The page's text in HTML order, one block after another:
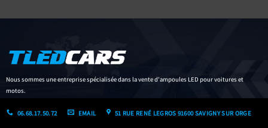
Nous sommes une entreprise spécialisée dans la vente d'ampoules LED pour voitures et
motos.
06.68.17.50.72 EMAIL 51 RUE RENÉ LEGROS 91600 SAVIGNY SUR ORGE